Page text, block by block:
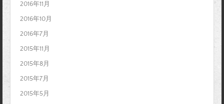
2016年11月
2016年10月
2016年7月
2015年11月
2015年8月
2015年7月
2015年5月